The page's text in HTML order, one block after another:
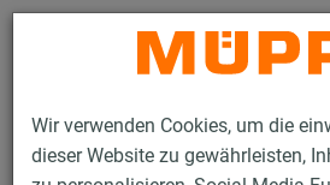
Wir verwenden Cookies, um die
dieser Website zu gewährleisten,